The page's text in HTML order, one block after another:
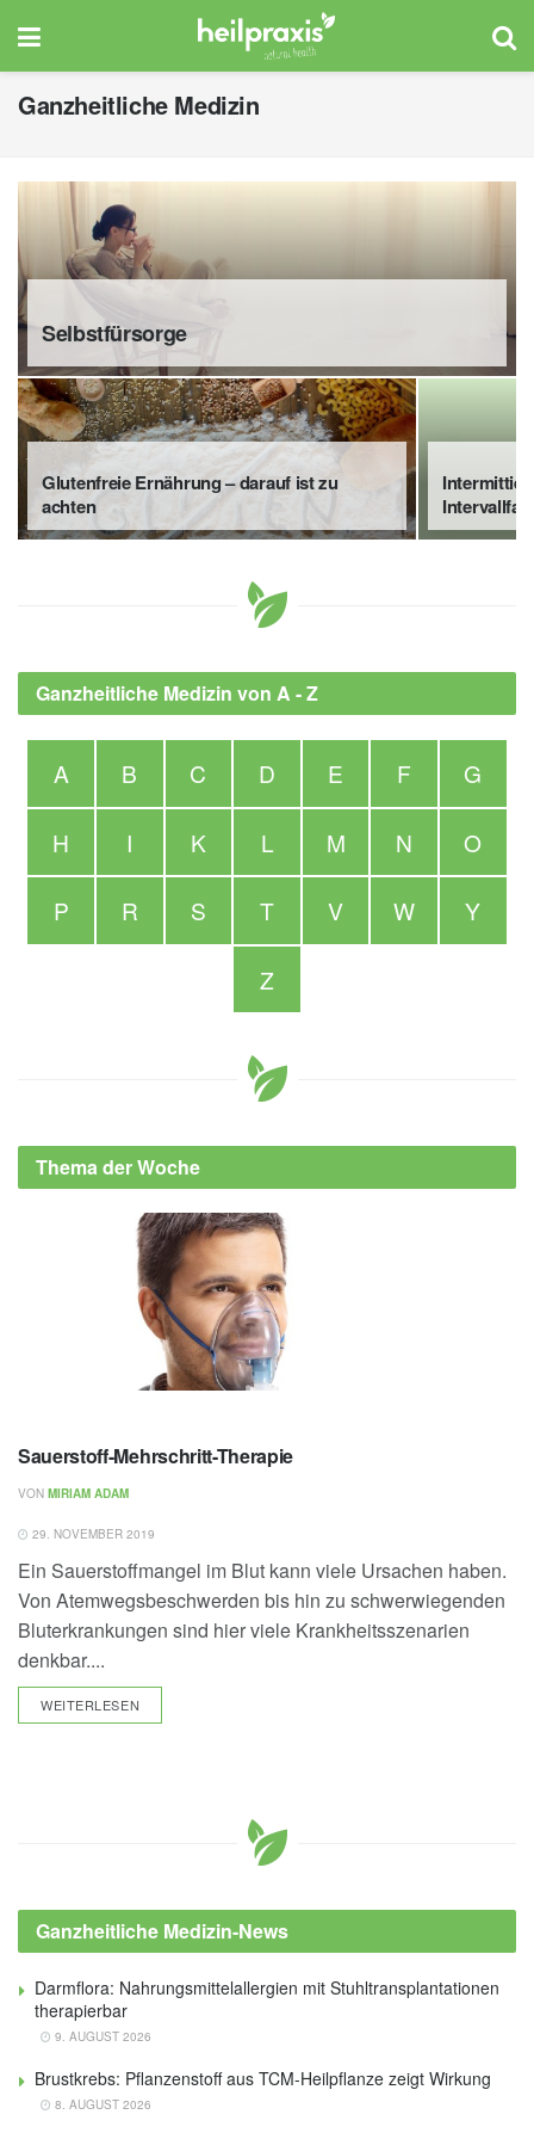
Ganzheitliche Medizin
Selbstfürsorge
Glutenfreie Ernährung – darauf ist zu
achten
Ganzheitliche Medizin von A - Z
A B C D E F G
H I K L M N O
P R S T V W Y
Z
Thema der Woche
Sauerstoff-Mehrschritt-Therapie
VON MIRIAM ADAM
29. NOVEMBER 2019
Ein Sauerstoffmangel im Blut kann viele Ursachen haben.
Von Atemwegsbeschwerden bis hin zu schwerwiegenden
Bluterkrankungen sind hier viele Krankheitsszenarien
denkbar....
WEITERLESEN
Ganzheitliche Medizin-News
Darmflora: Nahrungsmittelallergien mit Stuhltransplantationen
therapierbar
9. AUGUST 2026
Brustkrebs: Pflanzenstoff aus TCM-Heilpflanze zeigt Wirkung
8. AUGUST 2026